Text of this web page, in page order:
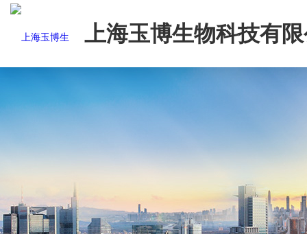
上海玉博生物科技有